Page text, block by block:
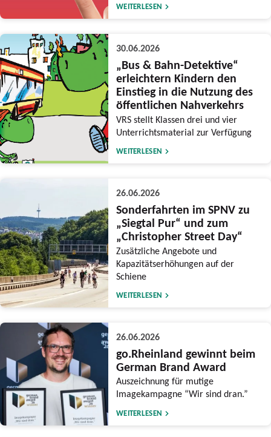
WEITERLESEN
30.06.2026
„Bus & Bahn-Detektive“
erleichtern Kindern den
Einstieg in die Nutzung des
öffentlichen Nahverkehrs
VRS stellt Klassen drei und vier
Unterrichtsmaterial zur Verfügung
WEITERLESEN
26.06.2026
Sonderfahrten im SPNV zu
„Siegtal Pur“ und zum
„Christopher Street Day“
Zusätzliche Angebote und
Kapazitätserhöhungen auf der
Schiene
WEITERLESEN
26.06.2026
go.Rheinland gewinnt beim
German Brand Award
Auszeichnung für mutige
Imagekampagne “Wir sind dran.”
WEITERLESEN